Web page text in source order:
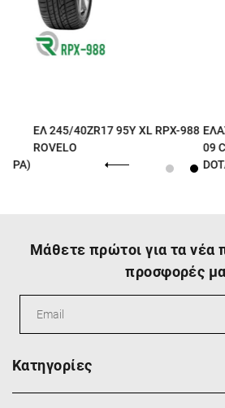
ΕΛ 245/40ZR17 95Y XL RPX-988
ROVELO
ΕΛΑΣΤ
09 C-
Κατηγορίες
Μάθετε πρώτοι για τα νέα
προσφορές